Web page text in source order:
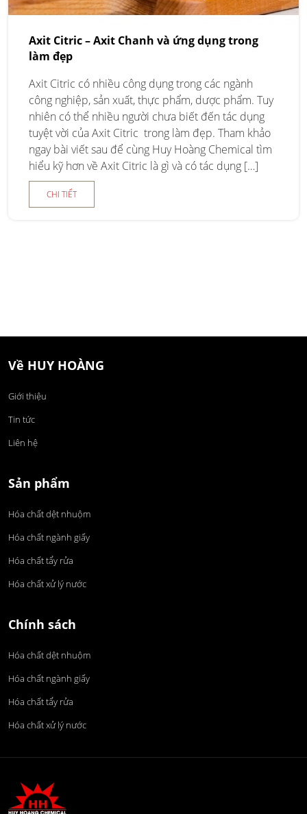
Axit Citric – Axit Chanh và ứng dụng trong
làm đẹp
Axit Citric có nhiều công dụng trong các ngành
công nghiệp, sản xuất, thực phẩm, dược phẩm. Tuy
nhiên có thể nhiều người chưa biết đến tác dụng
tuyệt vời của Axit Citric trong làm đẹp. Tham khảo
ngay bài viết sau để cùng Huy Hoàng Chemical tìm
hiểu kỹ hơn về Axit Citric là gì và có tác dụng […]
CHI TIẾT
Về HUY HOÀNG
Giới thiệu
Tin tức
Liên hệ
Sản phẩm
Hóa chất dệt nhuộm
Hóa chất ngành giấy
Hóa chất tẩy rửa
Hóa chất xử lý nước
Chính sách
Hóa chất dệt nhuộm
Hóa chất ngành giấy
Hóa chất tẩy rửa
Hóa chất xử lý nước